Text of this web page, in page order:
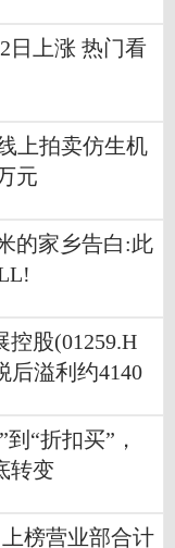
日上涨 热门看
上拍卖仿生机
元
的家乡告白:此
控股(01259.H
后溢利约4140
“折扣买”，
转变
榜营业部合计